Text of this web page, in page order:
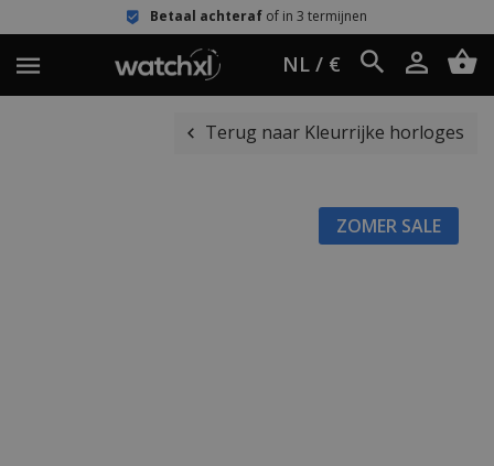
Betaal achteraf of in 3 termijnen
NL / €
Terug naar Kleurrijke horloges
ZOMER SALE